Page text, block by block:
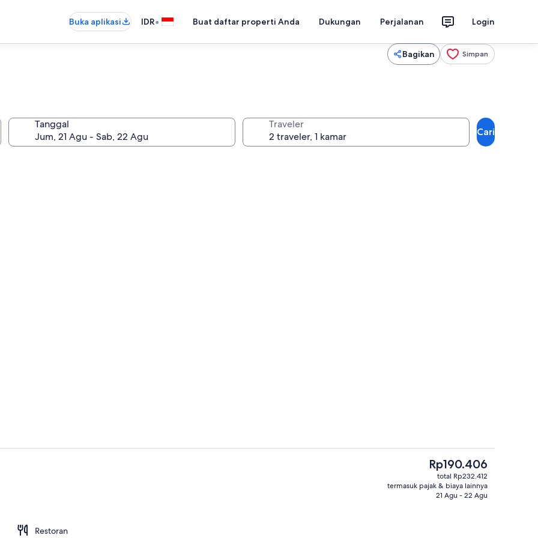
Buka aplikasi IDR• Buat daftar properti Anda Dukungan Perjalanan Login
Bagikan Simpan
Tanggal Traveler
Cari
Tirai kedap cahaya dan seprai linen
Restoran
Harga
saat
ini
Rp190.406
Rp190.406
total Rp232.412
termasuk pajak & biaya lainnya
21 Agu - 22 Agu